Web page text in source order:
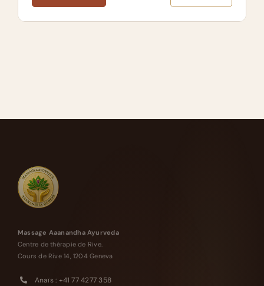
Massage Aaanandha Ayurveda
Centre de thérapie de Rive.
Cours de Rive 14, 1204 Geneva
Anaïs : +41 77 4277 358